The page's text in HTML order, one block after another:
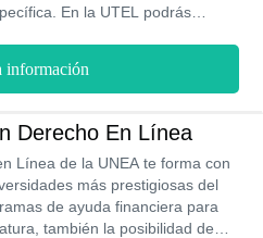
En la UTEL podrás
metas.
información
Derecho En Línea
Línea de la UNEA te forma con
más prestigiosas del
de ayuda financiera para
también la posibilidad de